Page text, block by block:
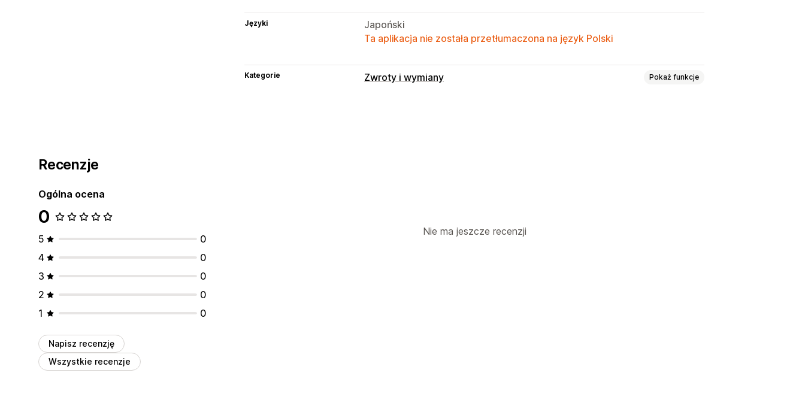
Języki
Japoński
Ta aplikacja nie została przetłumaczona na język Polski
Kategorie Zwroty i wymiany Pokaż funkcje
Recenzje
Ogólna ocena
0
5
0
4
0
3
0
2
0
1
0
Napisz recenzję
Wszystkie recenzje
Nie ma jeszcze recenzji